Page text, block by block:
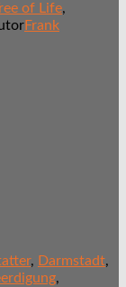
of Life,
Frank
, Darmstadt,
,